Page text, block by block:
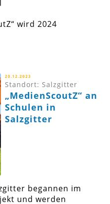
wird 2024
20.12.2023
Standort: Salzgitter
„MedienScoutZ“ an
Schulen in
Salzgitter
begannen im
und werden